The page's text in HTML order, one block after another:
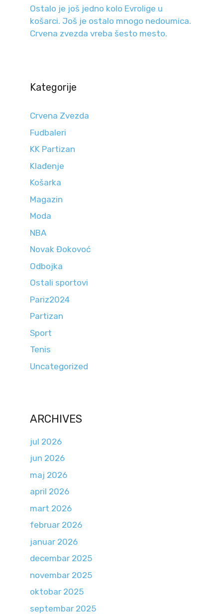
Ostalo je još jedno kolo Evrolige u
košarci. Još je ostalo mnogo nedoumica.
Crvena zvezda vreba šesto mesto.
Kategorije
Crvena Zvezda
Fudbaleri
KK Partizan
Klađenje
Košarka
Magazin
Moda
NBA
Novak Đokovoć
Odbojka
Ostali sportovi
Pariz2024
Partizan
Sport
Tenis
Uncategorized
ARCHIVES
jul 2026
jun 2026
maj 2026
april 2026
mart 2026
februar 2026
januar 2026
decembar 2025
novembar 2025
oktobar 2025
septembar 2025